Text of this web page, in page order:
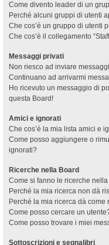
Come divento leader di un
Perché alcuni gruppi di utenti
Che cos’è un gruppo di utenti
Che cos’è il collegamento
Messaggi privati
Non riesco ad inviare
Continuano ad arrivarmi
Ho ricevuto un messaggio di
questa Board!
Amici e ignorati
Che cos’è la mia lista amici e
Come posso aggiungere o
ignorati?
Ricerche nella Board
Come si fanno le ricerche
Perché la mia ricerca non dà
Perché la mia ricerca dà
Come posso cercare un
Come posso trovare i miei
Sottoscrizioni e segnalibri